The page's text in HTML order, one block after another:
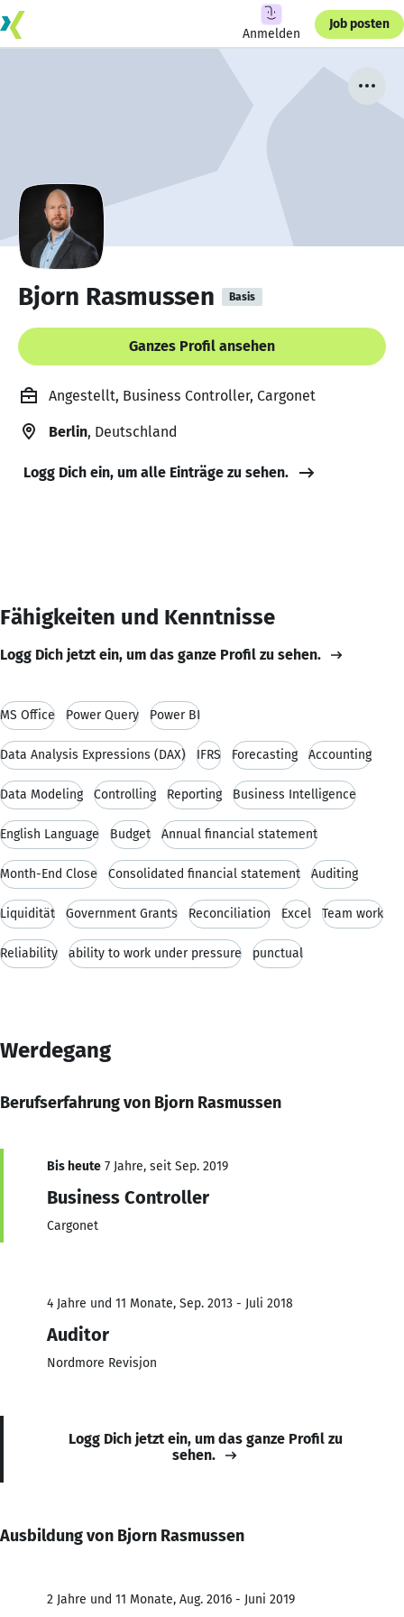
Anmelden
Job posten
Bjorn Rasmussen Basis
Ganzes Profil ansehen
Angestellt, Business Controller, Cargonet
Berlin, Deutschland
Logg Dich ein, um alle Einträge zu sehen.
Fähigkeiten und Kenntnisse
Logg Dich jetzt ein, um das ganze Profil zu sehen.
MS Office Power Query Power BI
Data Analysis Expressions (DAX) IFRS Forecasting Accounting
Data Modeling Controlling Reporting Business Intelligence
English Language Budget Annual financial statement
Month-End Close Consolidated financial statement Auditing
Liquidität Government Grants Reconciliation Excel Team work
Reliability ability to work under pressure punctual
Werdegang
Berufserfahrung von Bjorn Rasmussen
Bis heute 7 Jahre, seit Sep. 2019
Business Controller
Cargonet
4 Jahre und 11 Monate, Sep. 2013 - Juli 2018
Auditor
Nordmore Revisjon
Logg Dich jetzt ein, um das ganze Profil zu
sehen.
Ausbildung von Bjorn Rasmussen
2 Jahre und 11 Monate, Aug. 2016 - Juni 2019